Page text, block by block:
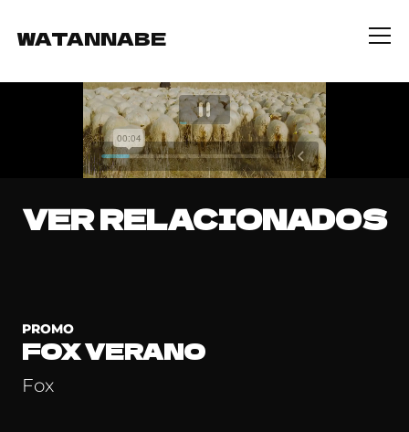
WATANNABE Info
VER RELACIONADOS
PROMO
FOX VERANO
Fox